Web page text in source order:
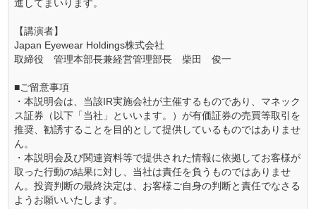
進してまいります。
【講演者】
Japan Eyewear Holdings株式会社
取締役 管理本部長兼経営管理部長 柴田 俊一
■ご留意事項
・本説明会は、当該IR実施会社が主催するものであり、マネック
ス証券（以下「当社」といいます。）が有価証券の売買等取引を
推奨、勧誘することを目的として提供しているものではありませ
ん。
・本説明会及び関連資料等で提供された情報に依拠してお客様が
取った行動の結果に対し、当社は責任を負うものではありませ
ん。投資判断の最終決定は、お客様ご自身の判断と責任でなさる
ようお願いいたします。